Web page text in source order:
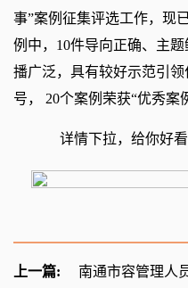
事”案例征集评选工作，现
例中，10件导向正确、主
播广泛，具有较好示范引
号， 20个案例荣获“优秀案
详情下拉，给你好看
上一篇: